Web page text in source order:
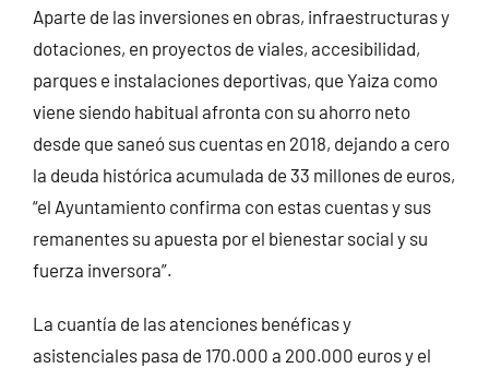
Aparte de las inversiones en obras, infraestructuras y
dotaciones, en proyectos de viales, accesibilidad,
parques e instalaciones deportivas, que Yaiza como
viene siendo habitual afronta con su ahorro neto
desde que saneó sus cuentas en 2018, dejando a cero
la deuda histórica acumulada de 33 millones de euros,
“el Ayuntamiento confirma con estas cuentas y sus
remanentes su apuesta por el bienestar social y su
fuerza inversora”.
La cuantía de las atenciones benéficas y
asistenciales pasa de 170.000 a 200.000 euros y el